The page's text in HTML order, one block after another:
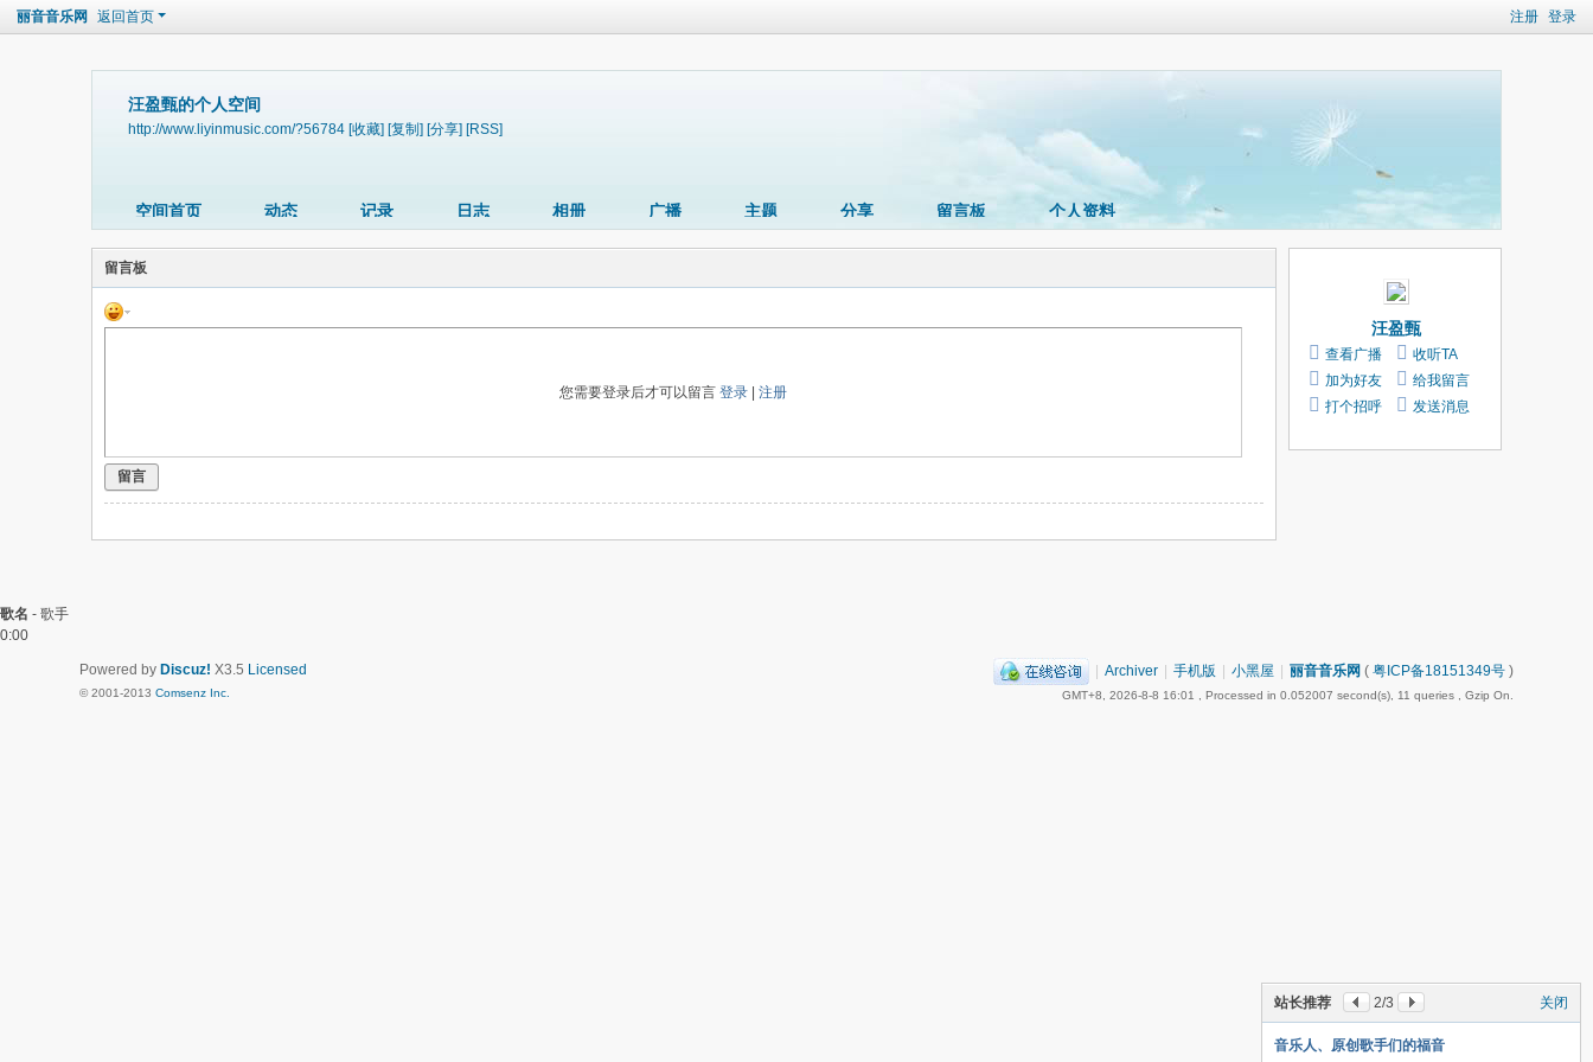
注册 登录
丽音音乐网 返回首页
汪盈甄的个人空间
http://www.liyinmusic.com/?56784 [收藏] [复制] [分享] [RSS]
空间首页 动态 记录 日志 相册 广播 主题 分享 留言板 个人资料
留言板
您需要登录后才可以留言登录 |注册
留言
汪盈甄
查看广播
收听TA
加为好友
给我留言
打个招呼
发送消息
关闭
站长推荐 2/3
音乐人、原创歌手们的福音
歌名 - 歌手
0:00
| Archiver | 手机版 | 小黑屋 | 丽音音乐网 ( 粤ICP备18151349号 )
GMT+8, 2026-8-8 16:01 , Processed in 0.052007 second(s), 11 queries , Gzip On.
Powered by Discuz! X3.5 Licensed
© 2001-2013 Comsenz Inc.